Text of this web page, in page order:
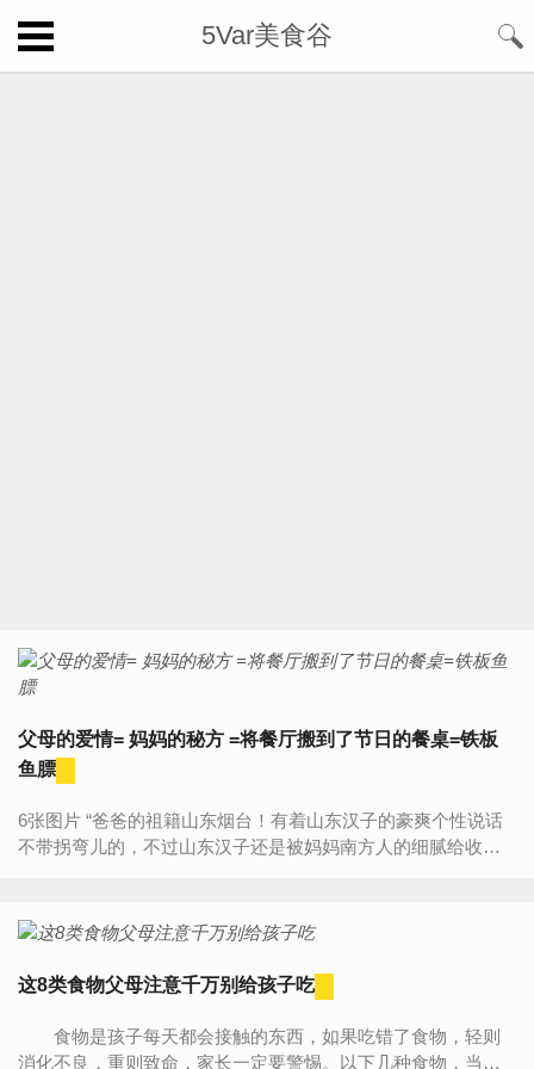
5Var美食谷
父母的爱情= 妈妈的秘方 =将餐厅搬到了节日的餐桌=铁板
鱼膘
6张图片 “爸爸的祖籍山东烟台！有着山东汉子的豪爽个性说话
不带拐弯儿的，不过山东汉子还是被妈妈南方人的细腻给收服
这8类食物父母注意千万别给孩子吃
食物是孩子每天都会接触的东西，如果吃错了食物，轻则
消化不良，重则致命，家长一定要警惕。以下几种食物，当父